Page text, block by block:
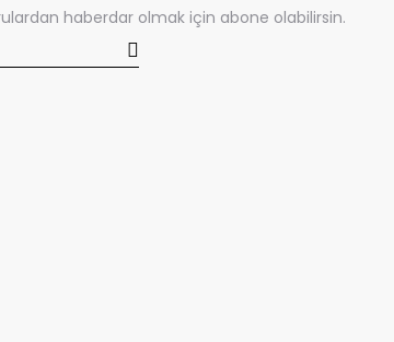
haberdar olmak için abone olabilirsin.